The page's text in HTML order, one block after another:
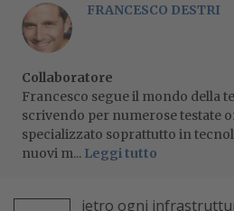
FRANCESCO DESTRI
Collaboratore
Francesco segue il mondo della
scrivendo per numerose testate
specializzato soprattutto in
nuovi m... Leggi tutto
ietro ogni